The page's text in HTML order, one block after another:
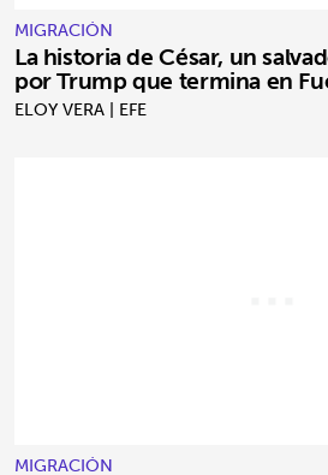
MIGRACIÓN
La historia de César, un
por Trump que termina en
ELOY VERA | EFE
MIGRACIÓN